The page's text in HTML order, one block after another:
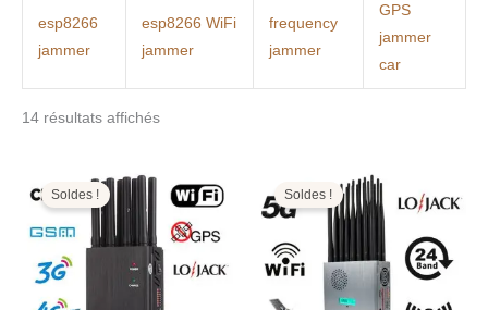
esp8266
jammer
esp8266 WiFi
jammer
frequency
jammer
GPS
jammer
car
14 résultats affichés
Soldes !
prix
initial
était :
499,00€.
prix
actuel
est :
199,99€.
Soldes !initial
était :
1.599,00€.
prix
actuel
est :
799,99€.